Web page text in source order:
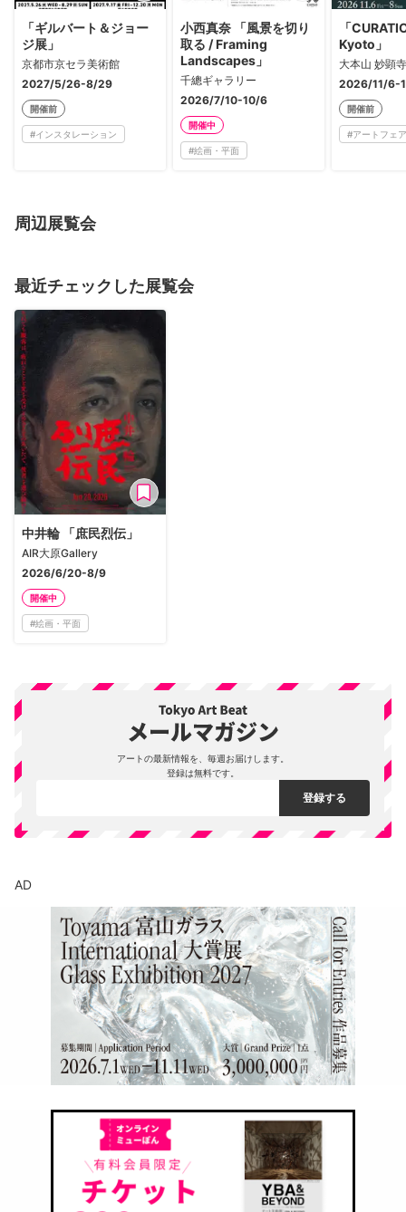
「ギルバート＆ジョー
ジ展」
京都市京セラ美術館
2027/5/26-8/29
開催前
#インスタレーション
小西真奈 「風景を切り
取る / Framing
Landscapes」
千總ギャラリー
2026/7/10-10/6
開催中
#絵画・平面
「
Kyoto」
大本山 妙顕寺
2026/11/6-
開催前
#アートフェア
周辺展覧会
最近チェックした展覧会
中井輪 「庶民烈伝」
AIR大原Gallery
2026/6/20-8/9
開催中
#絵画・平面
アートの最新情報を、毎週お届けします。
登録は無料です。
AD